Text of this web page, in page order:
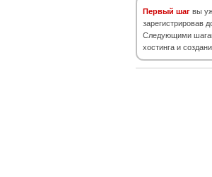
Первый шаг вы
зарегистрировав
Следующими
хостинга и